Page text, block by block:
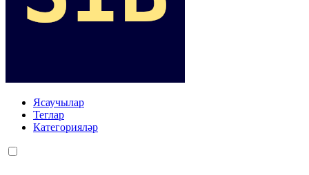
Ясаучылар
Теглар
Категорияләр